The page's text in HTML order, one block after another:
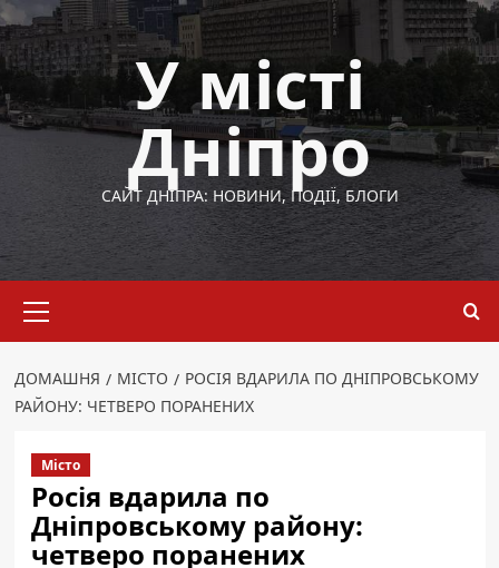
Перейти
до
вмісту
У місті
Дніпро
САЙТ ДНІПРА: НОВИНИ, ПОДІЇ, БЛОГИ
меню
ДОМАШНЯ МІСТО
РОСІЯ ВДАРИЛА ПО ДНІПРОВСЬКОМУ
РАЙОНУ: ЧЕТВЕРО ПОРАНЕНИХ
Місто
Росія вдарила по
Дніпровському району:
четверо поранених